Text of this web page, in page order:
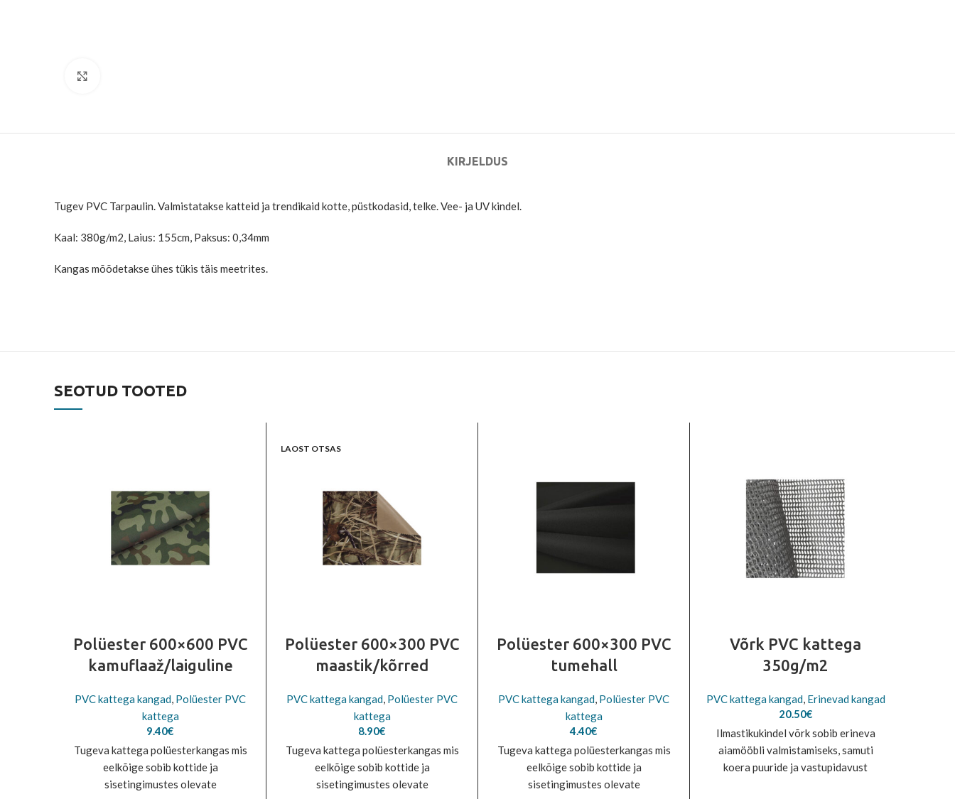
KIRJELDUS
Tugev PVC Tarpaulin. Valmistatakse katteid ja trendikaid kotte, püstkodasid, telke. Vee- ja UV kindel.
Kaal: 380g/m2, Laius: 155cm, Paksus: 0,34mm
Kangas mõõdetakse ühes tükis täis meetrites.
SEOTUD TOOTED
Polüester 600×600 PVC
kamuflaaž/laiguline
PVC kattega kangad, Polüester PVC
kattega
9.40€
Tugeva kattega polüesterkangas mis
eelkõige sobib kottide ja
sisetingimustes olevate
LAOST OTSAS
Polüester 600×300 PVC
maastik/kõrred
PVC kattega kangad, Polüester PVC
kattega
8.90€
Tugeva kattega polüesterkangas mis
eelkõige sobib kottide ja
sisetingimustes olevate
Polüester 600×300 PVC
tumehall
PVC kattega kangad, Polüester PVC
kattega
4.40€
Tugeva kattega polüesterkangas mis
eelkõige sobib kottide ja
sisetingimustes olevate
Võrk PVC kattega
350g/m2
PVC kattega kangad, Erinevad kangad
20.50€
Ilmastikukindel võrk sobib erineva
aiamööbli valmistamiseks, samuti
koera puuride ja vastupidavust